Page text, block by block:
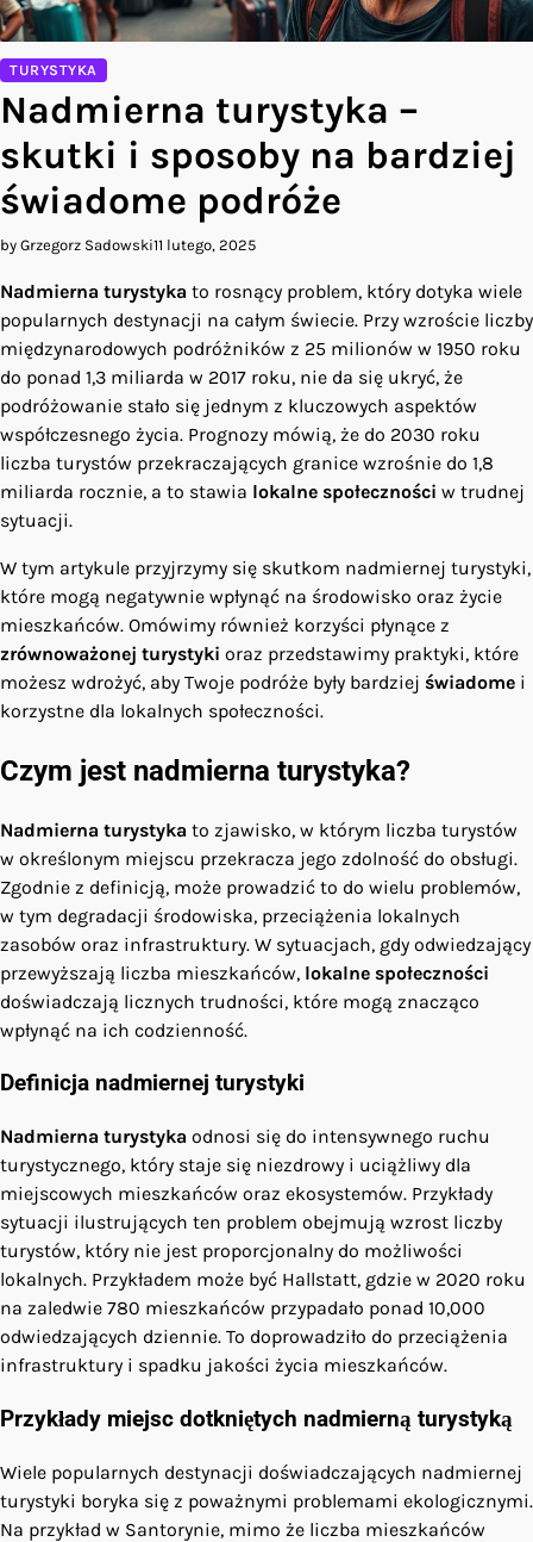
TURYSTYKA
Nadmierna turystyka –
skutki i sposoby na bardziej
świadome podróże
by Grzegorz Sadowski11 lutego, 2025
Nadmierna turystyka to rosnący problem, który dotyka wiele
popularnych destynacji na całym świecie. Przy wzroście liczby
międzynarodowych podróżników z 25 milionów w 1950 roku
do ponad 1,3 miliarda w 2017 roku, nie da się ukryć, że
podróżowanie stało się jednym z kluczowych aspektów
współczesnego życia. Prognozy mówią, że do 2030 roku
liczba turystów przekraczających granice wzrośnie do 1,8
miliarda rocznie, a to stawia lokalne społeczności w trudnej
sytuacji.
W tym artykule przyjrzymy się skutkom nadmiernej turystyki,
które mogą negatywnie wpłynąć na środowisko oraz życie
mieszkańców. Omówimy również korzyści płynące z
zrównoważonej turystyki oraz przedstawimy praktyki, które
możesz wdrożyć, aby Twoje podróże były bardziej świadome i
korzystne dla lokalnych społeczności.
Czym jest nadmierna turystyka?
Nadmierna turystyka to zjawisko, w którym liczba turystów
w określonym miejscu przekracza jego zdolność do obsługi.
Zgodnie z definicją, może prowadzić to do wielu problemów,
w tym degradacji środowiska, przeciążenia lokalnych
zasobów oraz infrastruktury. W sytuacjach, gdy odwiedzający
przewyższają liczba mieszkańców, lokalne społeczności
doświadczają licznych trudności, które mogą znacząco
wpłynąć na ich codzienność.
Definicja nadmiernej turystyki
Nadmierna turystyka odnosi się do intensywnego ruchu
turystycznego, który staje się niezdrowy i uciążliwy dla
miejscowych mieszkańców oraz ekosystemów. Przykłady
sytuacji ilustrujących ten problem obejmują wzrost liczby
turystów, który nie jest proporcjonalny do możliwości
lokalnych. Przykładem może być Hallstatt, gdzie w 2020 roku
na zaledwie 780 mieszkańców przypadało ponad 10,000
odwiedzających dziennie. To doprowadziło do przeciążenia
infrastruktury i spadku jakości życia mieszkańców.
Przykłady miejsc dotkniętych nadmierną turystyką
Wiele popularnych destynacji doświadczających nadmiernej
turystyki boryka się z poważnymi problemami ekologicznymi.
Na przykład w Santorynie, mimo że liczba mieszkańców